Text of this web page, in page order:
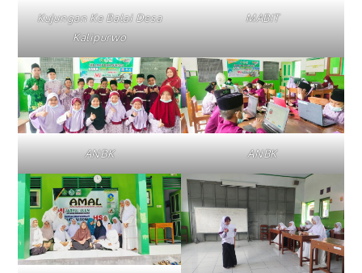
Kujungan Ke Balai Desa
Kalipurwo
MABIT
ANBK ANBK